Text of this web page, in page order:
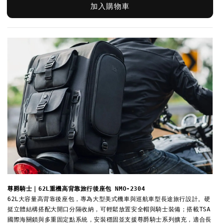
加入購物車
尊爵騎士｜62L重機高背靠旅行後座包 NMO-2304
62L大容量高背靠後座包，專為大型美式機車與巡航車型長途旅行設計。硬
挺立體結構搭配大開口分隔收納，可輕鬆放置安全帽與騎士裝備；搭載TSA
國際海關鎖與多重固定點系統，安裝穩固並支援尊爵騎士系列擴充，適合長